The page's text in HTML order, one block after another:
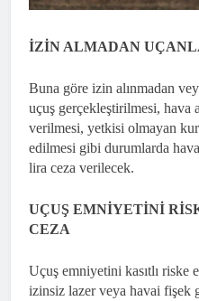
İZİN ALMADAN
Buna göre izin alınmadan
uçuş gerçekleştirilmesi, hava
verilmesi, yetkisi olmayan
edilmesi gibi durumlarda
lira ceza verilecek.
UÇUŞ EMNİYETİNİ
CEZA
Uçuş emniyetini kasıtlı riske
izinsiz lazer veya havai fişek